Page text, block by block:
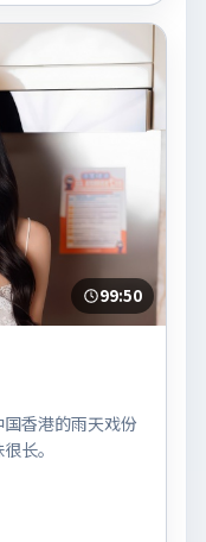
99:50
香港的雨天戏份
长。